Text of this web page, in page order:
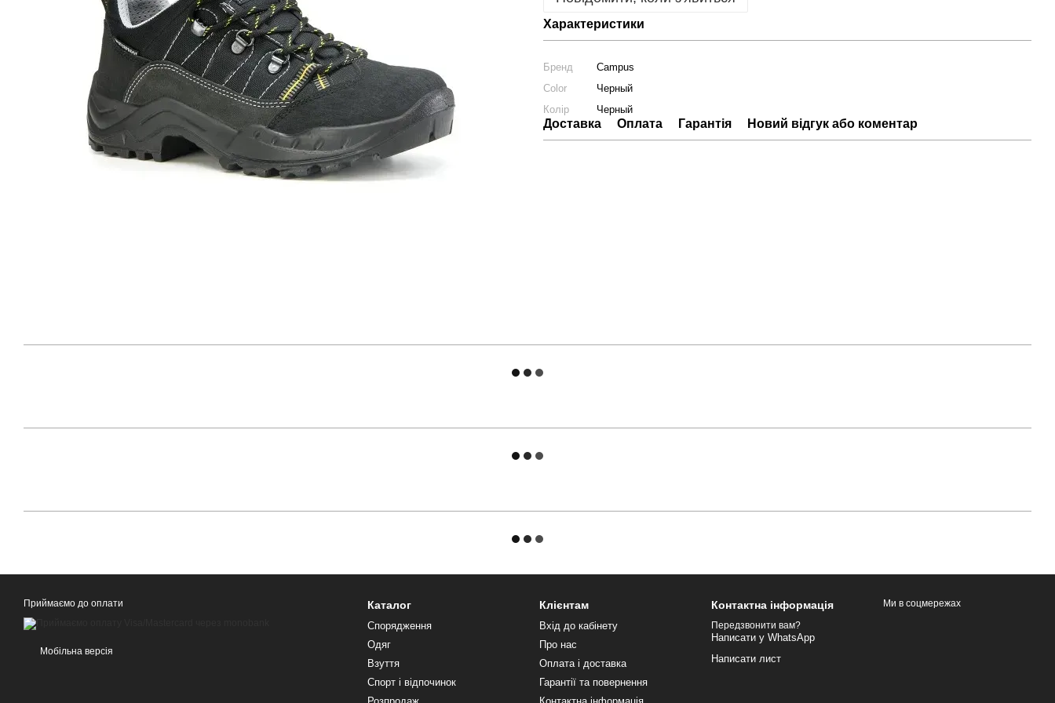
Характеристики
Бренд
Campus
Color
Черный
Колір
Черный
Доставка Оплата Гарантія Новий відгук або коментар
Приймаємо до оплати
Мобільна версія
Каталог
Спорядження
Одяг
Взуття
Спорт і відпочинок
Клієнтам
Вхід до кабінету
Про нас
Оплата і доставка
Гарантії та повернення
Контактна інформація
Передзвонити вам?
Написати у WhatsApp
Написати лист
Ми в соцмережах